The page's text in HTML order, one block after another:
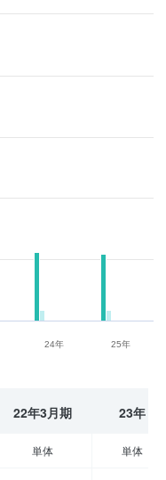
24年 25年
22年3月期 23年
単体 単体